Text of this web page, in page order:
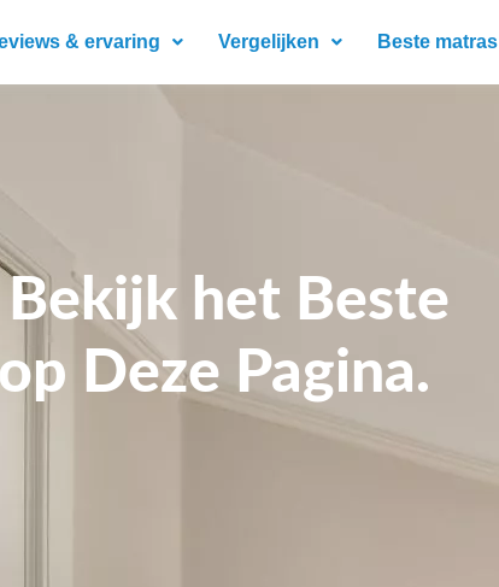
& ervaring Vergelijken Beste matras
het Beste
Deze Pagina.